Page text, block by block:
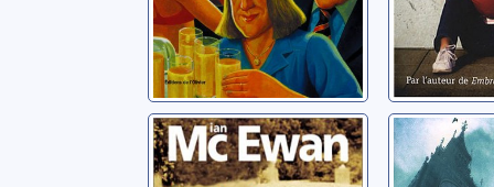
Expiation: roman
McEwan, Ian
Le
roman